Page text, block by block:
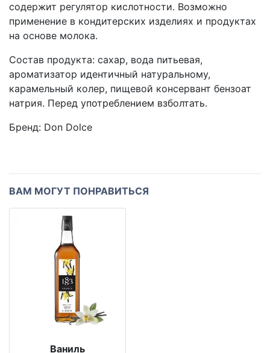
содержит регулятор кислотности. Возможно
применение в кондитерских изделиях и продуктах
на основе молока.
Состав продукта: сахар, вода питьевая,
ароматизатор идентичный натуральному,
карамельный колер, пищевой консервант бензоат
натрия. Перед употреблением взболтать.
Бренд: Don Dolce
ВАМ МОГУТ ПОНРАВИТЬСЯ
Ваниль